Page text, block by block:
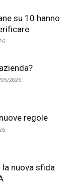
su 10 hanno
2026
regole
la nuova sfida